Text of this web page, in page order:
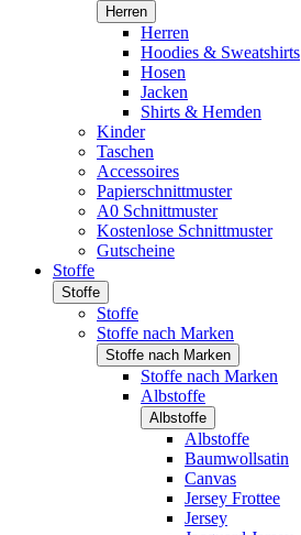
Herren
Herren
Hoodies & Sweatshirts
Hosen
Jacken
Shirts & Hemden
Kinder
Taschen
Accessoires
Papierschnittmuster
A0 Schnittmuster
Kostenlose Schnittmuster
Gutscheine
Stoffe
Stoffe
Stoffe
Stoffe nach Marken
Stoffe nach Marken
Stoffe nach Marken
Albstoffe
Albstoffe
Albstoffe
Baumwollsatin
Canvas
Jersey Frottee
Jersey